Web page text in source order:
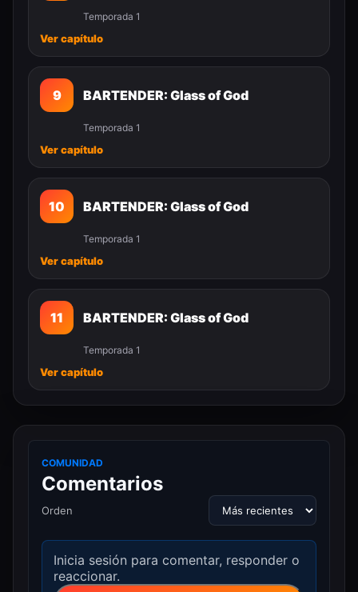
Temporada 1
Ver capítulo
9 BARTENDER: Glass of God
Temporada 1
Ver capítulo
10 BARTENDER: Glass of God
Temporada 1
Ver capítulo
11 BARTENDER: Glass of God
Temporada 1
Ver capítulo
COMUNIDAD
Comentarios
Orden
Inicia sesión para comentar, responder o
reaccionar.